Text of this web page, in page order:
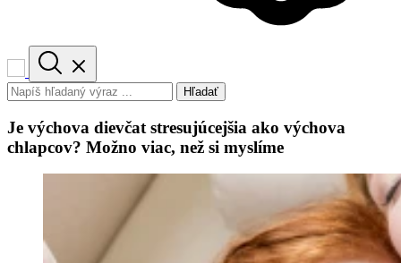
Hľadať
Je výchova dievčat stresujúcejšia ako výchova
chlapcov? Možno viac, než si myslíme